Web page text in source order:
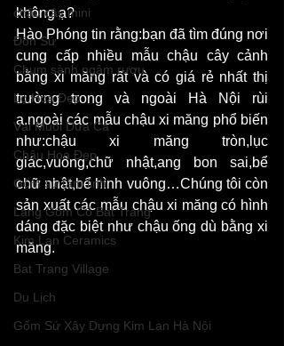
chậu cây mini
Đôn Sứ
Chum sành ngâm rượu
Lọ Hoa Đẹp
Vại Muối Dưa Cà
Chậu Hoa Đẹp
Gốm sứ tâm linh
Làng Gốm Cổ Bát Tràng
Kim Lan Ceramics
Bat Trang Village
Du Lịch
Gốm Sứ Xây Dựng Kim Lan Hà Nội
không ạ?
Hào Phóng tin rằng:bạn đã tìm đúng nơi
cung cấp nhiều mẫu chậu cây cảnh
bằng xi măng rất và có giá rẻ nhất thị
trường trong và ngoài Hà Nội rùi
ạ.ngoài các mẫu chậu xi măng phổ biến
như:chậu xi măng tròn,lục
giác,vuông,chữ nhật,ang bon sai,bể
chữ nhật,bể hình vuông…Chúng tôi còn
sản xuất các mẫu chậu xi măng có hình
dáng đặc biệt như chậu ống dù bằng xi
măng.